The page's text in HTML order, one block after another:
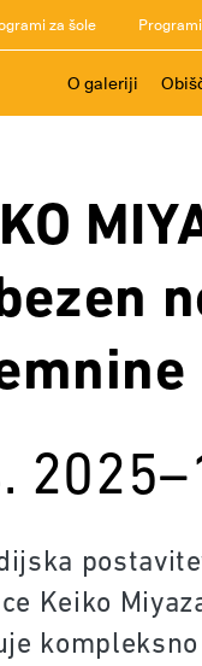
za šole
O galeriji
Keiko